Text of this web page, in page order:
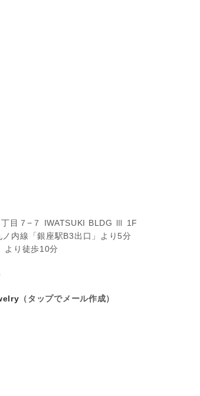
目７−７ IWATSUKI BLDG Ⅲ 1F
内線「銀座駅B3出口」より5分
より徒歩10分
（タップでメール作成）